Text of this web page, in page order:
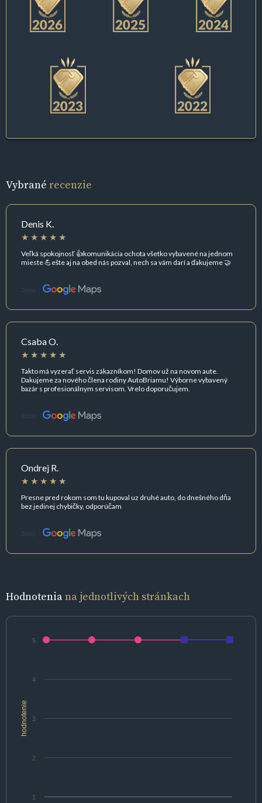
Vybrané recenzie
Denis K.
Veľká spokojnosť 👍komunikácia ochota všetko vybavené na jednom
mieste 💪ešte aj na obed nás pozval, nech sa vám darí a ďakujeme 🤝
Zdroj:
Csaba O.
Takto má vyzerať servis zákazníkom! Domov už na novom aute.
Dakujeme za nového člena rodiny AutoBriamu! Výborne vybavený
bazár s profesionálnym servisom. Vrelo doporučujem.
Zdroj:
Ondrej R.
Presne pred rokom som tu kupoval uz druhé auto, do dnešného dňa
bez jedinej chybičky, odporúčam
Zdroj:
Hodnoteniana jednotlivých stránkach
hodnotenie
1
2
3
4
5